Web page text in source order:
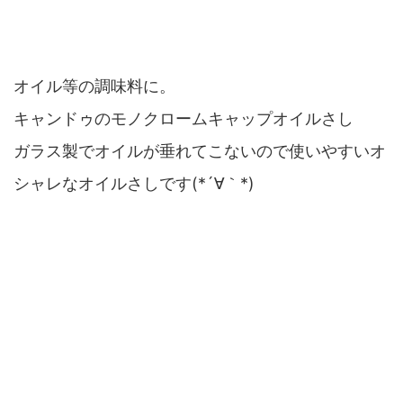
オイル等の調味料に。
キャンドゥのモノクロームキャップオイルさし
ガラス製でオイルが垂れてこないので使いやすいオ
シャレなオイルさしです(*´∀｀*)